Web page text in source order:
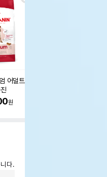
어덜트 10
원
다.